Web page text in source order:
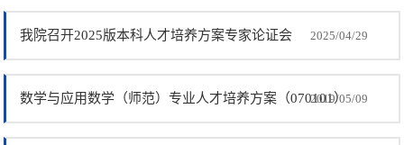
我院召开2025版本科人才培养方案专家论证会 2025/04/29
数学与应用数学（师范）专业人才培养方案（070101）
2019/05/09